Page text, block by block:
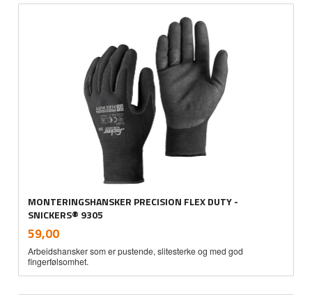
MONTERINGSHANSKER PRECISION FLEX DUTY -
SNICKERS® 9305
Pris
59,00mva.
Arbeidshansker som er pustende, slitesterke og med god
fingerfølsomhet.